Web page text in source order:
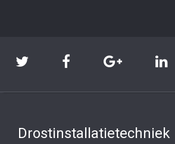
Drostinstallatietechniek